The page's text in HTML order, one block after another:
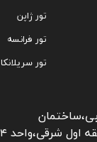
تور ژاپن
تور فرانسه
تور سریلانکا